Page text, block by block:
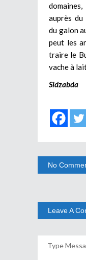
auprès du
du galon
peut les
traire le
vache à
Sidzabda
No
Leave A